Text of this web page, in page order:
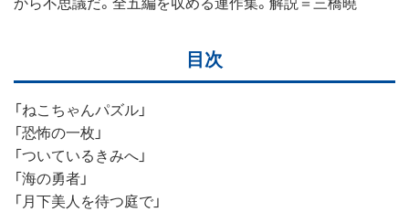
目次
「ねこちゃんパズル」
「恐怖の一枚」
「ついているきみへ」
「海の勇者」
「月下美人を待つ庭で」